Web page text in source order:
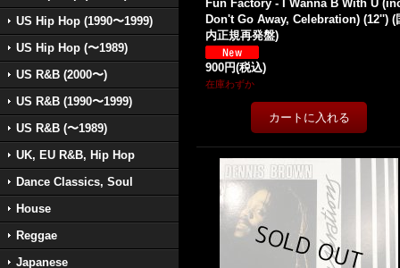
US Hip Hop (1990〜1999)
US Hip Hop (〜1989)
US R&B (2000〜)
US R&B (1990〜1999)
US R&B (〜1989)
UK, EU R&B, Hip Hop
Dance Classics, Soul
House
Reggae
Japanese
Fun Factory - I Wanna B With U
Don't Go Away, Celebration) (12'') (
内正規再発盤)
900円(税込)
在庫わずか